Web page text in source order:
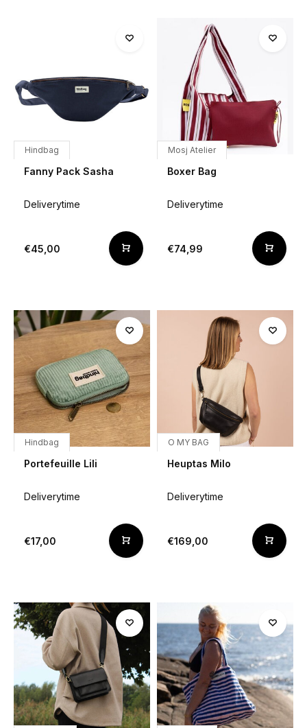
Hindbag
Fanny Pack Sasha
Deliverytime
€45,00
Mosj Atelier
Boxer Bag
Deliverytime
€74,99
Hindbag
Portefeuille Lili
Deliverytime
€17,00
O MY BAG
Heuptas Milo
Deliverytime
€169,00